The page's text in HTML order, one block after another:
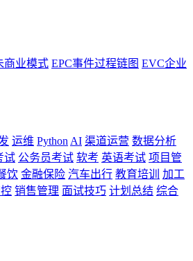
商业模式 EPC事件过程链图 EVC企业
运维 Python AI 渠道运营 数据分析
试 公务员考试 软考 英语考试 项目管
饮 金融保险 汽车出行 教育培训
加工
销售管理 面试技巧 计划总结 综合